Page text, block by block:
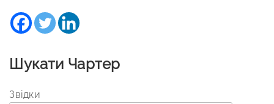
Шукати Чартер
Звідки